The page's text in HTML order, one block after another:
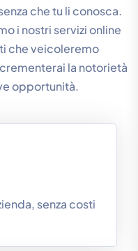
che tu li conosca.
i nostri servizi online
che veicoleremo
la notorietà
opportunità.
senza costi